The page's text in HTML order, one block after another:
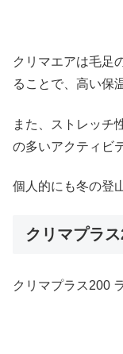
クリマエアは毛足
ることで、高い保
また、ストレッチ
の多いアクティビ
個人的にも冬の登
クリマプラ
クリマプラス200